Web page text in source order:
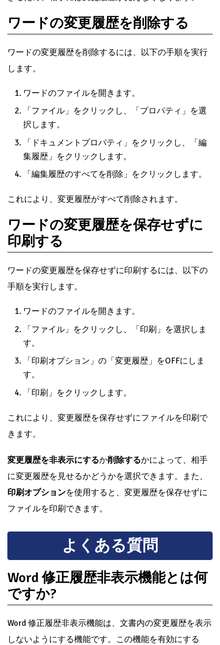
ワードの変更履歴を削除する
ワードの変更履歴を削除するには、以下の手順を実行
します。
ワードのファイルを開きます。
「ファイル」をクリックし、「プロパティ」を選
択します。
「ドキュメントプロパティ」をクリックし、「編
集履歴」をクリックします。
「編集履歴のすべてを削除」をクリックします。
これにより、変更履歴がすべて削除されます。
ワードの変更履歴を保存せずに
印刷する
ワードの変更履歴を保存せずに印刷するには、以下の
手順を実行します。
ワードのファイルを開きます。
「ファイル」をクリックし、「印刷」を選択しま
す。
「印刷オプション」の「変更履歴」をOFFにしま
す。
「印刷」をクリックします。
これにより、変更履歴を保存せずにファイルを印刷で
きます。
変更履歴を非表示にするか削除するかによって、相手
に変更履歴を見せるかどうかを選択できます。また、
印刷オプションを使用すると、変更履歴を保存せずに
ファイルを印刷できます。
よくある質問
Word 修正履歴非表示機能とは何
ですか?
Word 修正履歴非表示機能は、文書内の変更履歴を表示
しないようにする機能です。この機能を有効にする